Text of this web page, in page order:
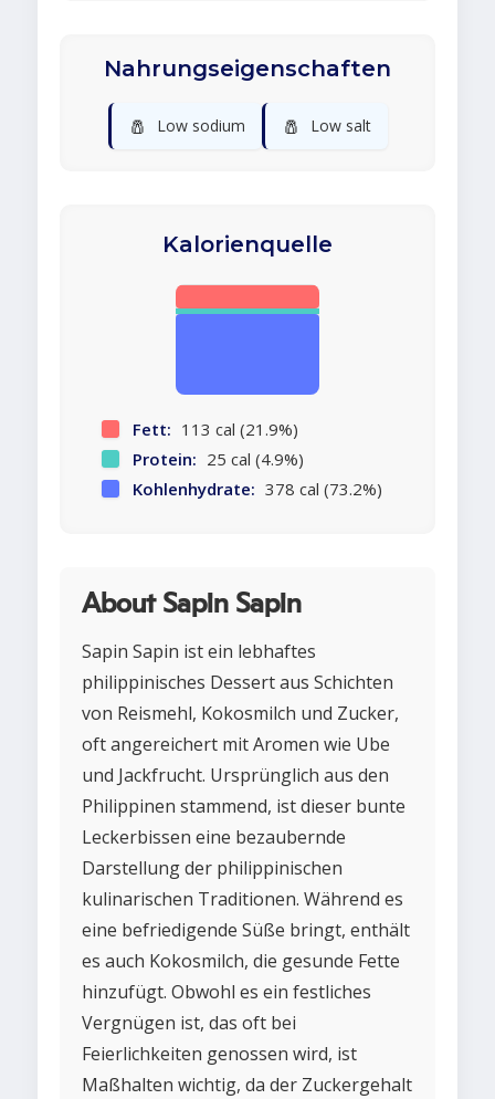
Nahrungseigenschaften
🧂 Low sodium 🧂 Low salt
Kalorienquelle
Fett: 113 cal (21.9%)
Protein: 25 cal (4.9%)
Kohlenhydrate: 378 cal (73.2%)
About Sapin Sapin
Sapin Sapin ist ein lebhaftes
philippinisches Dessert aus Schichten
von Reismehl, Kokosmilch und Zucker,
oft angereichert mit Aromen wie Ube
und Jackfrucht. Ursprünglich aus den
Philippinen stammend, ist dieser bunte
Leckerbissen eine bezaubernde
Darstellung der philippinischen
kulinarischen Traditionen. Während es
eine befriedigende Süße bringt, enthält
es auch Kokosmilch, die gesunde Fette
hinzufügt. Obwohl es ein festliches
Vergnügen ist, das oft bei
Feierlichkeiten genossen wird, ist
Maßhalten wichtig, da der Zuckergehalt